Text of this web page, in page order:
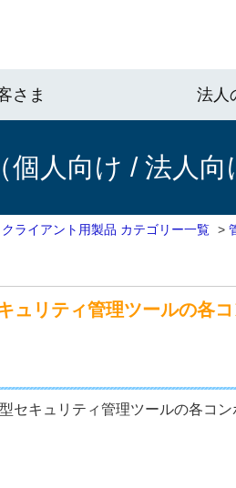
さま 法人
人向け / 法人向
ライアント用製品 カテゴリー一覧 >
ュリティ管理ツールの各
セキュリティ管理ツールの各コ